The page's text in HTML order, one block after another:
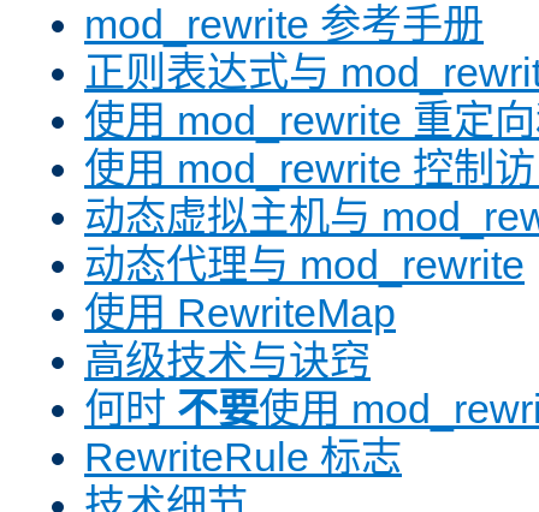
mod_rewrite 参考手册
正则表达式与
使用 mod_rewrite 重定
使用 mod_rewrite 控制
动态虚拟主机与
动态代理与 mod_rewrite
使用 RewriteMap
高级技术与诀窍
何时 不要使用
RewriteRule 标志